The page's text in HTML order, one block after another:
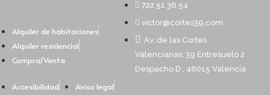
Alquiler de habitaciones
Alquiler residencial
Compra/Venta
Accesibilidad
Aviso legal
722 51 36 54
victor@cortes39.com
Av. de las Cortes
Valencianas, 39 Entresuelo 2
Despacho D , 46015 Valencia